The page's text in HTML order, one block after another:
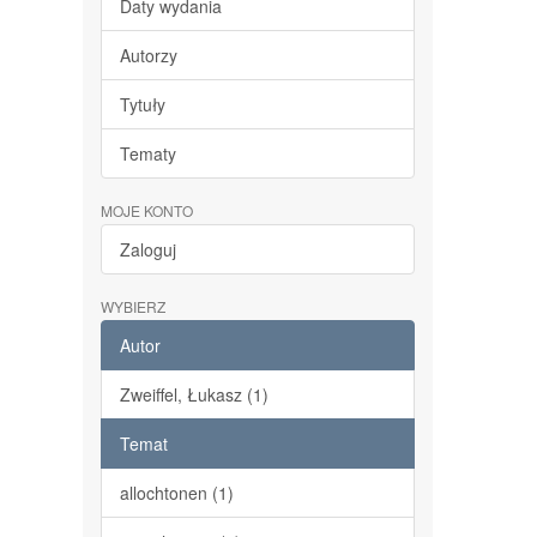
Daty wydania
Autorzy
Tytuły
Tematy
MOJE KONTO
Zaloguj
WYBIERZ
Autor
Zweiffel, Łukasz (1)
Temat
allochtonen (1)